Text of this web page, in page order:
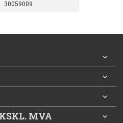
30059009
MVA